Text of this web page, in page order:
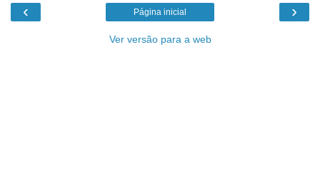
‹ ›
Página inicial
Ver versão para a web